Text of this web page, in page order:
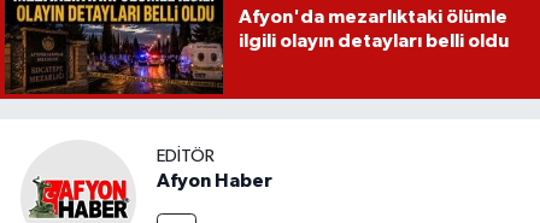
Afyon'da mezarlıktaki ölümle
ilgili olayın detayları belli oldu
EDITÖR
Afyon Haber